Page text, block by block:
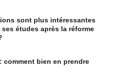
sont plus intéressantes
études après la réforme
comment bien en prendre